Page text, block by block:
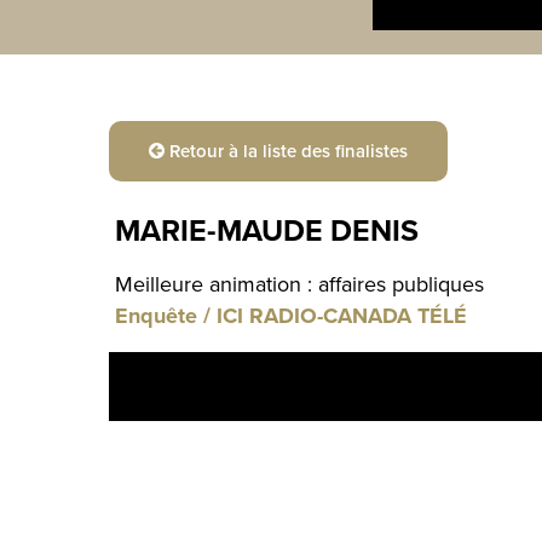
Retour à la liste des finalistes
MARIE-MAUDE DENIS
Meilleure animation : affaires publiques
Enquête / ICI RADIO-CANADA TÉLÉ